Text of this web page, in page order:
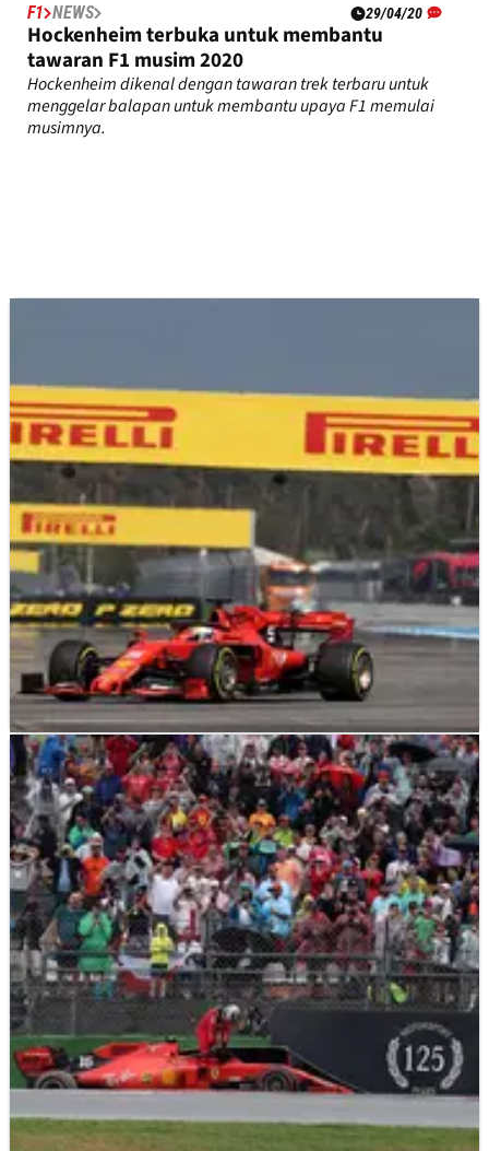
F1 NEWS 29/04/20
Hockenheim terbuka untuk membantu
tawaran F1 musim 2020
Hockenheim dikenal dengan tawaran trek terbaru untuk
menggelar balapan untuk membantu upaya F1 memulai
musimnya.
F1 NEWS 20/08/19
Vettel: F1 harus menggunakan akal sehat
untuk melindungi balapan klasik
Vettel meminta para bos F1 untuk berbuat lebih banyak
untuk melindungi balapan jantung Eropa di tengah masa
depan yang tidak pasti untuk Grand Prix Jerman.